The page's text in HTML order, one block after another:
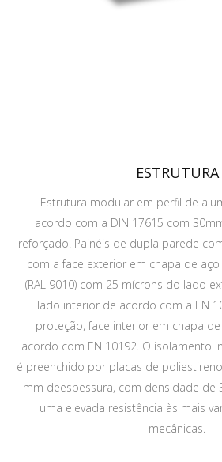
ESTRUTURA
Estrutura modular em perfil de
acordo com a DIN 17615 com
reforçado. Painéis de dupla parede
com a face exterior em chapa de
(RAL 9010) com 25 mícrons do lado
lado interior de acordo com a EN
proteção, face interior em chapa
acordo com EN 10192. O isolamento
é preenchido por placas de
mm deespessura, com densidade de
uma elevada resistência às mais
mecânicas.